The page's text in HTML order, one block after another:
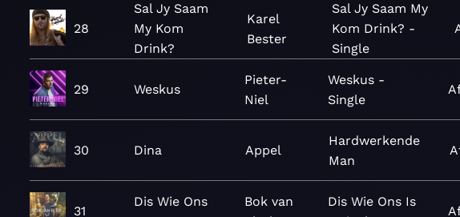
28
Sal Jy Saam
My Kom
Drink?
Karel
Bester
Sal Jy Saam My
Kom Drink? -
Single
29 Weskus
Pieter-
Niel
Weskus -
Single
30 Dina Appel
Hardwerkende
Man
31
Dis Wie Ons
Bok van
Dis Wie Ons Is